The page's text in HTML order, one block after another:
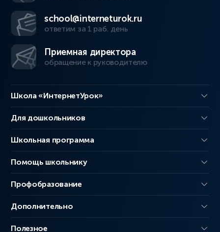
school@interneturok.ru
ответим за 1 раб. день
Приемная директора
обращение к руководителю
Школа «ИнтернетУрок»
Для дошкольников
Школьная программа
Помощь школьнику
Профобразование
Дополнительно
Полезное